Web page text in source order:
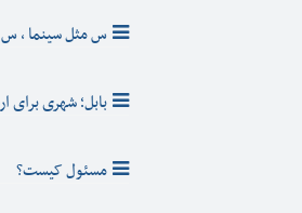
س مثل سينما ، س
بابل؛ شهری برای
مسئول کیست؟